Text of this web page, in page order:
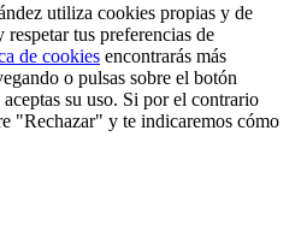
utiliza cookies propias y de
tus preferencias de
de cookies encontrarás más
o pulsas sobre el botón
su uso. Si por el contrario
"Rechazar" y te indicaremos cómo